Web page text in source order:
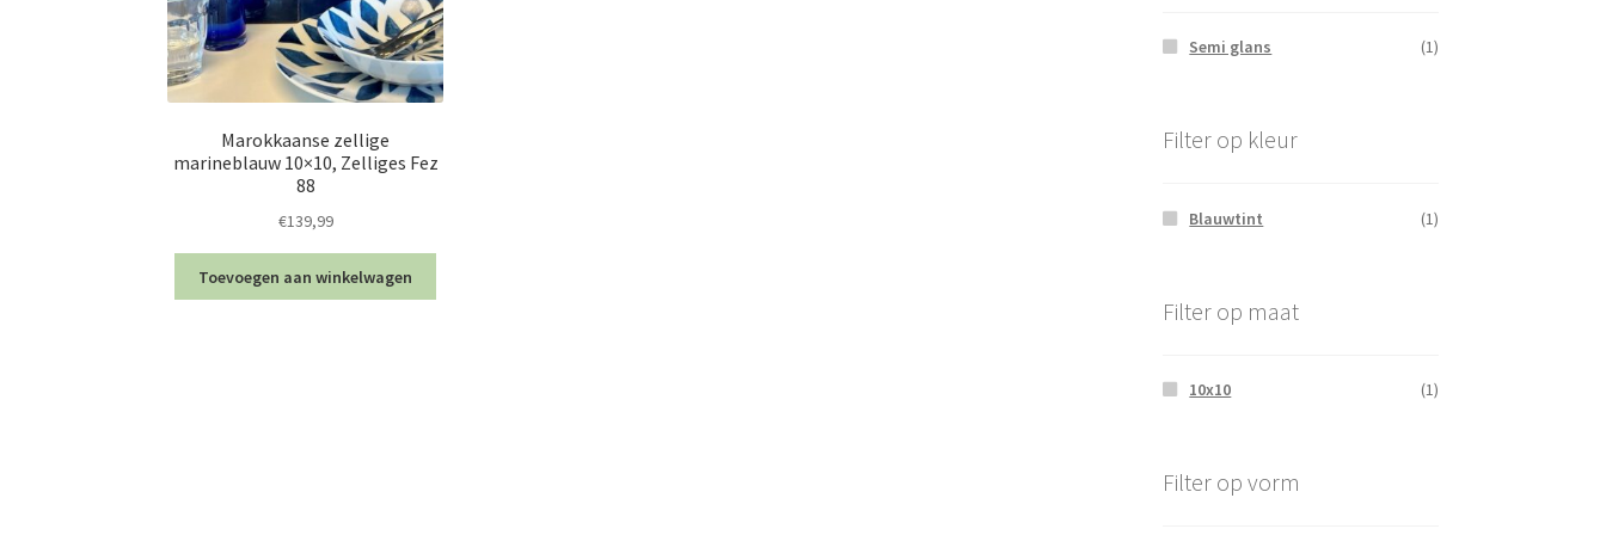
Marokkaanse zellige
marineblauw 10×10, Zelliges Fez
88
€139,99
Toevoegen aan winkelwagen
Semi glans (1)
Filter op kleur
Blauwtint (1)
Filter op maat
10x10 (1)
Filter op vorm